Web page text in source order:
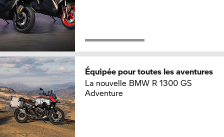
Équipée pour toutes les aventures
La nouvelle BMW R 1300 GS
Adventure